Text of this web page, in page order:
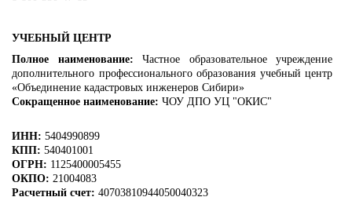
УЧЕБНЫЙ ЦЕНТР
Полное наименование: Частное образовательное учреждение
дополнительного профессионального образования учебный центр
«Объединение кадастровых инженеров Сибири»
Сокращенное наименование: ЧОУ ДПО УЦ "ОКИС"
ИНН: 5404990899
КПП: 540401001
ОГРН: 1125400005455
ОКПО: 21004083
Расчетный счет: 40703810944050040323